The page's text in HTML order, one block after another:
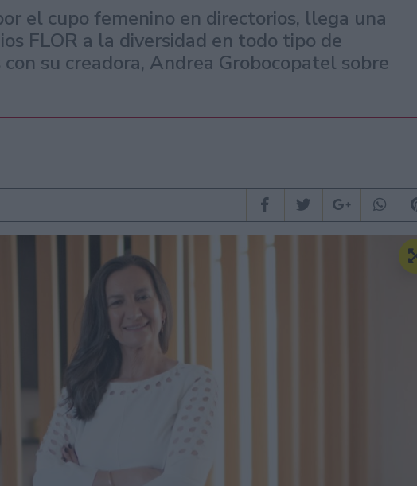
el cupo femenino en directorios, llega una
FLOR a la diversidad en todo tipo de
su creadora, Andrea Grobocopatel sobre